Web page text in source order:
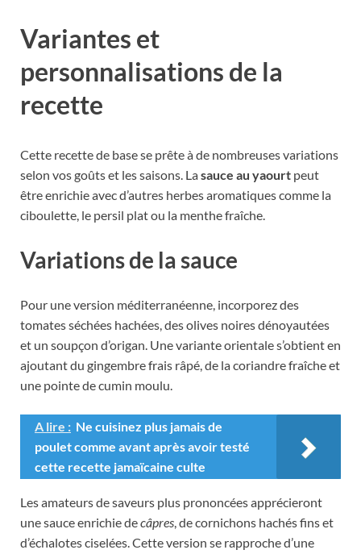
Variantes et
personnalisations de la
recette
Cette recette de base se prête à de nombreuses variations
selon vos goûts et les saisons. Lasauce au yaourt peut
être enrichie avec d’autres herbes aromatiques comme la
ciboulette, le persil plat ou la menthe fraîche.
Variations de la sauce
Pour une version méditerranéenne, incorporez des
tomates séchées hachées, des olives noires dénoyautées
et un soupçon d’origan. Une variante orientale s’obtient en
ajoutant du gingembre frais râpé, de la coriandre fraîche et
une pointe de cumin moulu.
A lire : Ne cuisinez plus jamais de
poulet comme avant après avoir testé
cette recette jamaïcaine culte
Les amateurs de saveurs plus prononcées apprécieront
une sauce enrichie decâpres, de cornichons hachés fins et
d’échalotes ciselées. Cette version se rapproche d’une